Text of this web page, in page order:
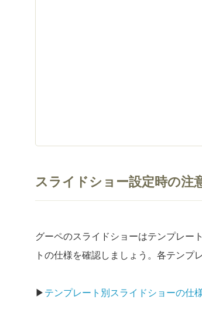
スライドショー設定時の注
グーペのスライドショーはテンプレー
トの仕様を確認しましょう。各テンプ
▶ テンプレート別スライドショーの仕